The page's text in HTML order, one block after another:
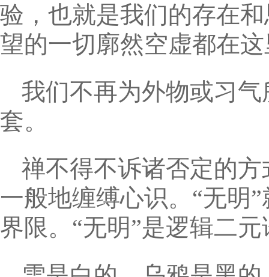
验，也就是我们的存在
望的一切廓然空虚都在
我们不再为外物或习
套。
禅不得不诉诸否定的
一般地缠缚心识。“无明
界限。“无明”是逻辑二